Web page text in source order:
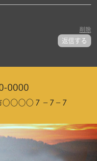
削除
返信する
0000
○○○○７－7－7